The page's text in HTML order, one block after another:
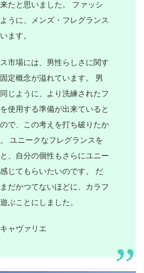
たと思いました。
ファッシ
うに、メンズ・フレグランス
ます。
市場には、男性らしさに関す
定概念が溢れています。
男
じように、より洗練されたフ
使用する準備が出来ていると
で、この考えを打ち破りたか
ユニークなフレグランスを
、自分の個性もさらにユニー
じてもらいたいのです。
だ
だかつてないほどに、
カラフ
ぶことにしました。
ャヴァリエ